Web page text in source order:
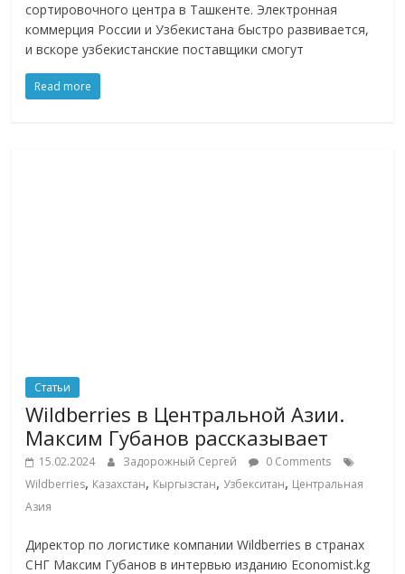
сортировочного центра в Ташкенте. Электронная
коммерция России и Узбекистана быстро развивается,
и вскоре узбекистанские поставщики смогут
Read more
Статьи
Wildberries в Центральной Азии.
Максим Губанов рассказывает
15.02.2024 Задорожный Сергей
0 Comments
Wildberries, Казахстан, Кыргызстан, Узбекситан, Центральная
Азия
Директор по логистике компании Wildberries в странах
СНГ Максим Губанов в интервью изданию Economist.kg